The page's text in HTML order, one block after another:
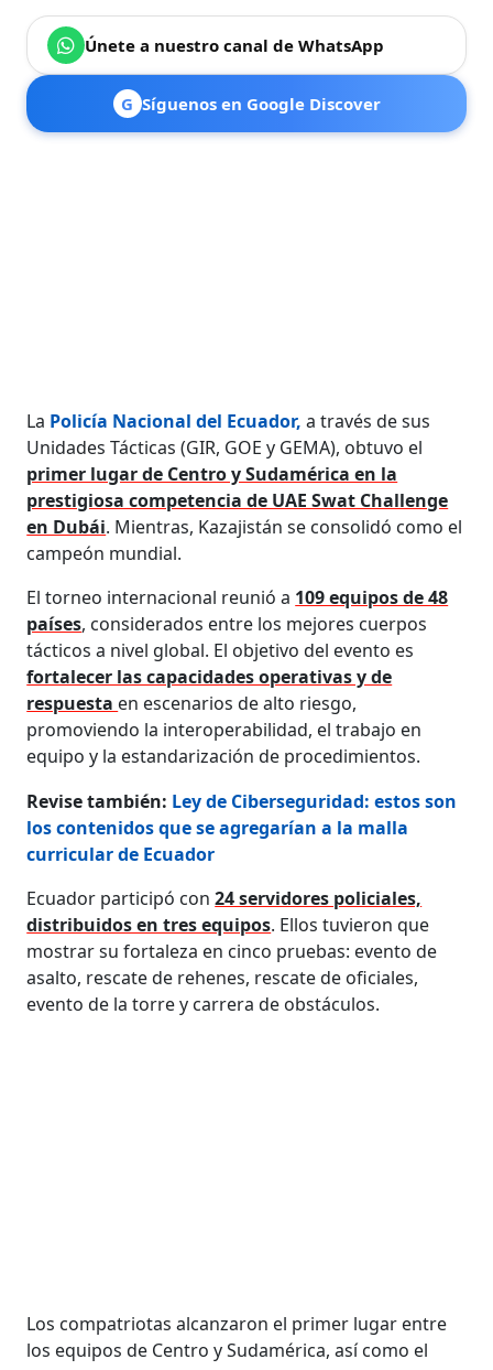
Únete a nuestro canal de WhatsApp
G Síguenos en Google Discover
La Policía Nacional del Ecuador, a través de sus
Unidades Tácticas (GIR, GOE y GEMA), obtuvo el
primer lugar de Centro y Sudamérica en la
prestigiosa competencia de UAE Swat Challenge
en Dubái. Mientras, Kazajistán se consolidó como el
campeón mundial.
El torneo internacional reunió a 109 equipos de 48
países, considerados entre los mejores cuerpos
tácticos a nivel global. El objetivo del evento es
fortalecer las capacidades operativas y de
respuesta en escenarios de alto riesgo,
promoviendo la interoperabilidad, el trabajo en
equipo y la estandarización de procedimientos.
Revise también: Ley de Ciberseguridad: estos son
los contenidos que se agregarían a la malla
curricular de Ecuador
Ecuador participó con24 servidores policiales,
distribuidos en tres equipos. Ellos tuvieron que
mostrar su fortaleza en cinco pruebas: evento de
asalto, rescate de rehenes, rescate de oficiales,
evento de la torre y carrera de obstáculos.
Los compatriotas alcanzaron el primer lugar entre
los equipos de Centro y Sudamérica, así como el